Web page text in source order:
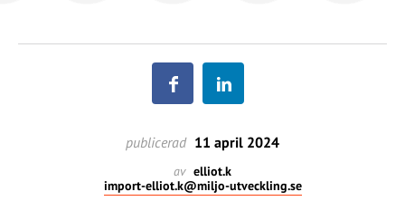
publicerad 11 april 2024
av elliot.k
import-elliot.k@miljo-utveckling.se